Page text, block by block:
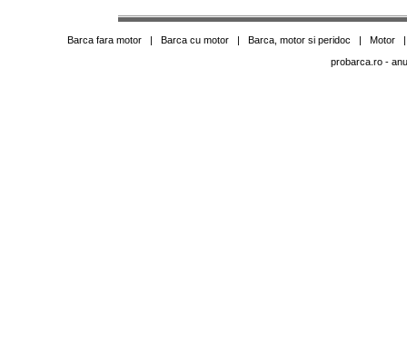
Barca fara motor| Barca cu motor| Barca, motor si peridoc | Motor
probarca.ro-